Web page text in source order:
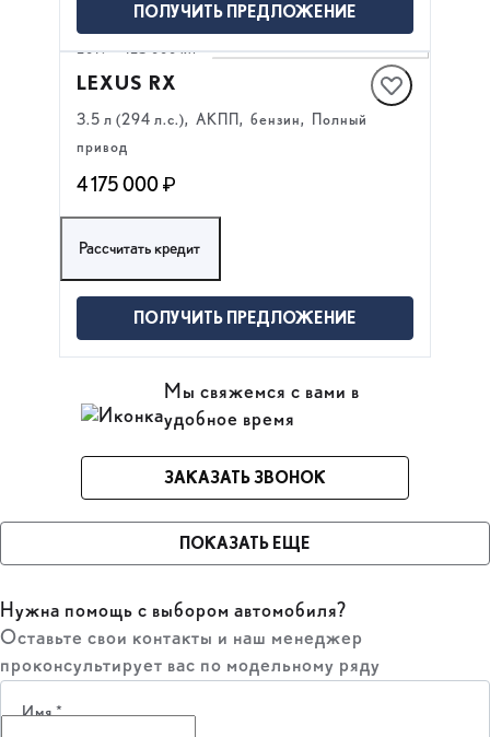
ПОЛУЧИТЬ ПРЕДЛОЖЕНИЕ
2019·123 000 км
LEXUS RX
3.5 л (294 л.с.), АКПП, бензин, Полный
привод
4 175 000 ₽
Рассчитать кредит
ПОЛУЧИТЬ ПРЕДЛОЖЕНИЕ
Мы свяжемся с вами в
удобное время
ЗАКАЗАТЬ ЗВОНОК
ПОКАЗАТЬ ЕЩЕ
Нужна помощь с выбором автомобиля?
Оставьте свои контакты и наш менеджер
проконсультирует вас по модельному ряду
Имя*